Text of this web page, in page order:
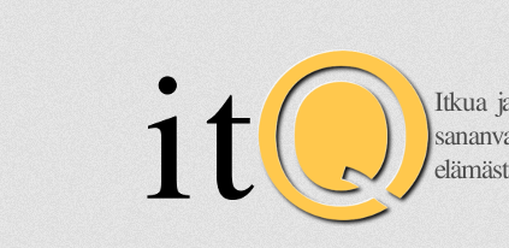
itQ
Itkua ja hammastenkiristelyä jo vuodesta 2008.